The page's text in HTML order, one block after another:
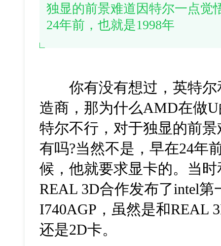
独显的前景难道因特尔一点觉
24年前，也就是1998年
你有没有想过，英特尔
造商，那为什么AMD在做
特尔不行，对于独显的前
有吗?当然不是，早在24年
候，他就要求显卡的。当
REAL 3D合作发布了intel第
I740AGP，虽然是和REAL
还是2D卡。